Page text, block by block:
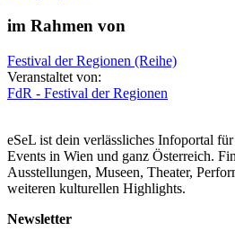
Zug/Ende
Übernahmevergabe- und Rede des
Stegfellner
Bahnhofswiese Gaisbach-Wartberg
Print & Glory
Mobile Druckwerkstatt von Marek
Gaisbach Lagerhausparkplatz
Eine Bahnreise durch die Filmgeschichte
im Rahmen von
Festival der Regionen (Reihe)
Veranstaltet von:
FdR - Festival der Regionen
eSeL ist dein verlässliches Infoportal
Events in Wien und ganz Österreich.
Ausstellungen, Museen, Theater,
weiteren kulturellen Highlights.
Newsletter